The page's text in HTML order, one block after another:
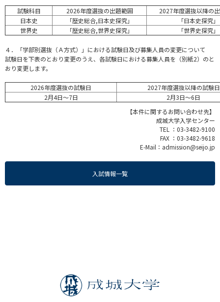
試験科目 2026年度選抜の出題範囲
2027年度選抜以降の
日本史
「歴史総合,日本史探究」
「日本史探究」
世界史
「歴史総合,世界史探究」 「世界史探究」
４．「学部別選抜（Ａ方式）」における試験日及び募集人員の変更について
試験日を下表のとおり変更のうえ、各試験日における募集人員を（別紙2）のと
おり変更します。
2026年度選抜の試験日
2027年度選抜以降の試験日
2月4日～7日
2月3日～6日
【本件に関するお問い合わせ先】
成城大学入学センター
TEL ：03-3482-9100
FAX ：03-3482-9618
E-Mail：admission@seijo.jp
入試情報一覧